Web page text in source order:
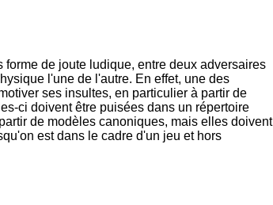
de joute ludique, entre deux adversaires
l'une de l'autre. En effet, une des
ses insultes, en particulier à partir de
ci doivent être puisées dans un répertoire
de modèles canoniques, mais elles doivent
est dans le cadre d'un jeu et hors